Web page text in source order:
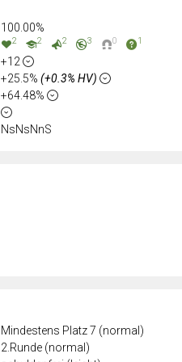
Mindestens Platz 7 (normal)
2.Runde (normal)
100.00%
2 2 2 3 0 1
+12
+25.5% (+0.3% HV)
+64.48%
NsNsNnS